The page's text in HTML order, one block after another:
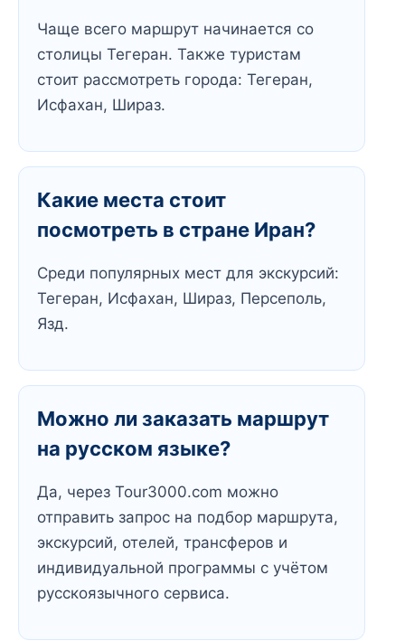
Чаще всего маршрут начинается со
столицы Тегеран. Также туристам
стоит рассмотреть города: Тегеран,
Исфахан, Шираз.
Какие места стоит
посмотреть в стране Иран?
Среди популярных мест для экскурсий:
Тегеран, Исфахан, Шираз, Персеполь,
Язд.
Можно ли заказать маршрут
на русском языке?
Да, через Tour3000.com можно
отправить запрос на подбор маршрута,
экскурсий, отелей, трансферов и
индивидуальной программы с учётом
русскоязычного сервиса.